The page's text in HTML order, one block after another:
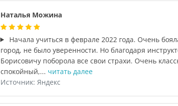
Наталья Можина
Начала учиться в феврале 2022 года. Очень
город, не было уверенности. Но благодаря
Борисовичу поборола все свои страхи. Очень
спокойный,... читать далее
Источник: Яндекс